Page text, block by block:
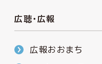
広聴・広報
広報おおまち